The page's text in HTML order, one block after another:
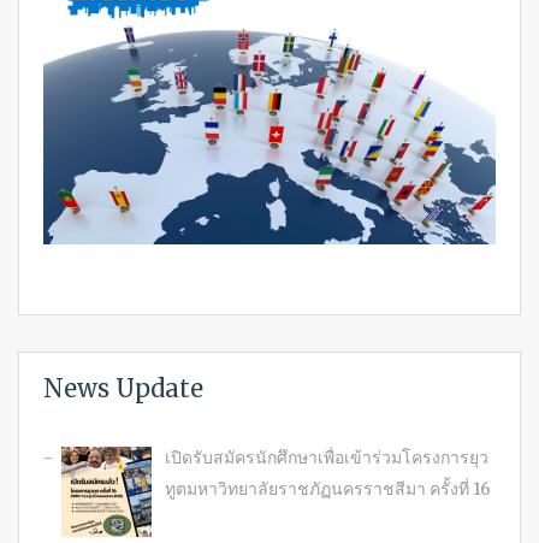
News Update
เปิดรับสมัครนักศึกษาเพื่อเข้าร่วมโครงการยุว
ทูตมหาวิทยาลัยราชภัฏนครราชสีมา ครั้งที่ 16